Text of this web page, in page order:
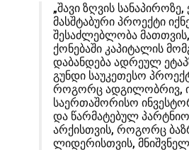
„შავი ზღვის
მასშტაბური პროექტი
შესაძლებლობა მათთვის,
ქონებაში კაპიტალის
დაბანდება ადრეულ
გუნდი საუკეთესო
როგორც ადგილობრივ,
საერთაშორისო
და წარმატებულ
არქისთვის, როგორც
ლიდერისთვის,